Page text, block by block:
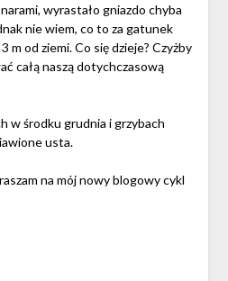
wyrastało gniazdo chyba
nie wiem, co to za gatunek
m od ziemi. Co się dzieje? Czyżby
całą naszą dotychczasową
w środku grudnia i grzybach
usta.
na mój nowy blogowy cykl